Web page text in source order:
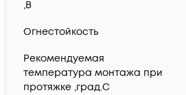
,В
Огнестойкость
Рекомендуемая
температура монтажа при
протяжке ,град.C